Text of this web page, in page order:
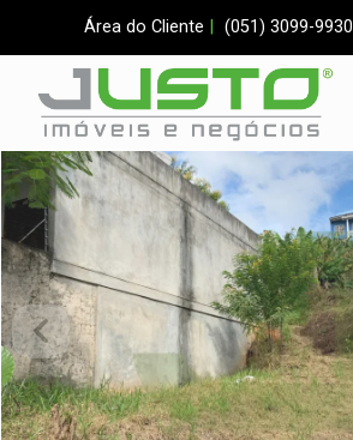
Área do Cliente (051) 3099-9930